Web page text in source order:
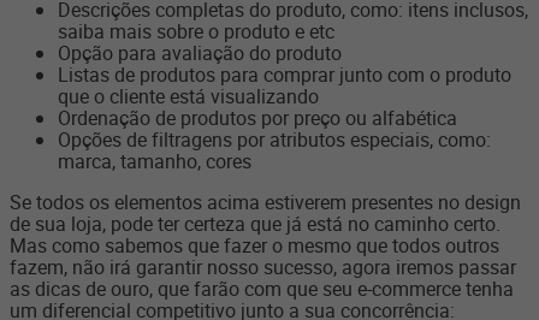
Descrições completas do produto, como: itens inclusos,
saiba mais sobre o produto e etc
Opção para avaliação do produto
Listas de produtos para comprar junto com o produto
que o cliente está visualizando
Ordenação de produtos por preço ou alfabética
Opções de filtragens por atributos especiais, como:
marca, tamanho, cores
Se todos os elementos acima estiverem presentes no design
de sua loja, pode ter certeza que já está no caminho certo.
Mas como sabemos que fazer o mesmo que todos outros
fazem, não irá garantir nosso sucesso, agora iremos passar
as dicas de ouro, que farão com que seu e­-commerce tenha
um diferencial competitivo junto a sua concorrência: